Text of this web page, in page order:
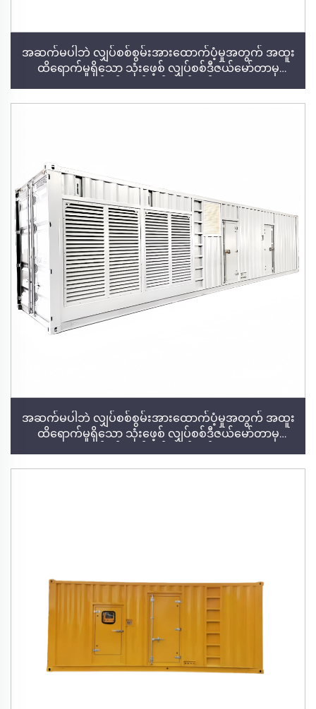
အဆက်မပါဘဲ လျှပ်စစ်စွမ်းအားထောက်ပံ့မှုအတွက် အထူး
ထိရောက်မှုရှိသော သုံးဖေ့စ် လျှပ်စစ်ဒီဇယ်မော်တာမှ
အဆက်မပါဘဲ လျှပ်စစ်စွမ်းအားထောက်ပံ့မှုအတွက် အထူး
ထိရောက်မှုရှိသော သုံးဖေ့စ် လျှပ်စစ်ဒီဇယ်မော်တာမှ